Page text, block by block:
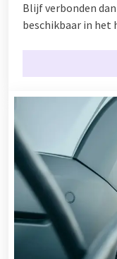
Blijf verbonden
beschikbaar in het